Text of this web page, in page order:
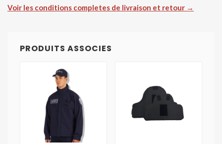
Voir les conditions completes de livraison et retour →
PRODUITS ASSOCIES